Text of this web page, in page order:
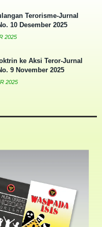
Terorisme-Jurnal
10 Desember 2025
2025
ke Aksi Teror-Jurnal
9 November 2025
2025